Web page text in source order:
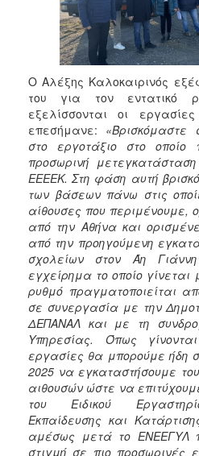
ΠΟΛΙΤΙΣΜΟΣ
ΑΝΘΕΚΤΙΚΗ
ΠΟΛΗ
Ο Αλέξης Καλοκαιρινός
του για τον εντατικό
εξελίσσονται οι
επεσήμανε:
στο εργοτάξιο στο οποίο
προσωρινή
ΕΕΕΕΚ. Στη φάση αυτή
των βάσεων πάνω στις
αίθουσες που περιμένουμε,
από την Αθήνα και
από την προηγούμενη
σχολείων στον Άη
εγχείρημα το οποίο
ρυθμό πραγματοποιείται
σε συνεργασία με την
ΔΕΠΑΝΑΛ και με τη
Υπηρεσίας. Όπως
εργασίες θα μπορούμε ήδη
2025 να εγκαταστήσουμε
αιθουσών ώστε να
του Ειδικού
Εκπαίδευσης και
αμέσως μετά το ΕΝΕΕΓΥΛ
στιγμή σε πιο προσωρινές